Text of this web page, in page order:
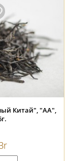
Китай", "АА",